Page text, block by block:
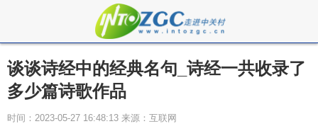
谈谈诗经中的经典名句_诗经一共收录了
多少篇诗歌作品
时间：2023-05-27 16:48:13 来源：互联网